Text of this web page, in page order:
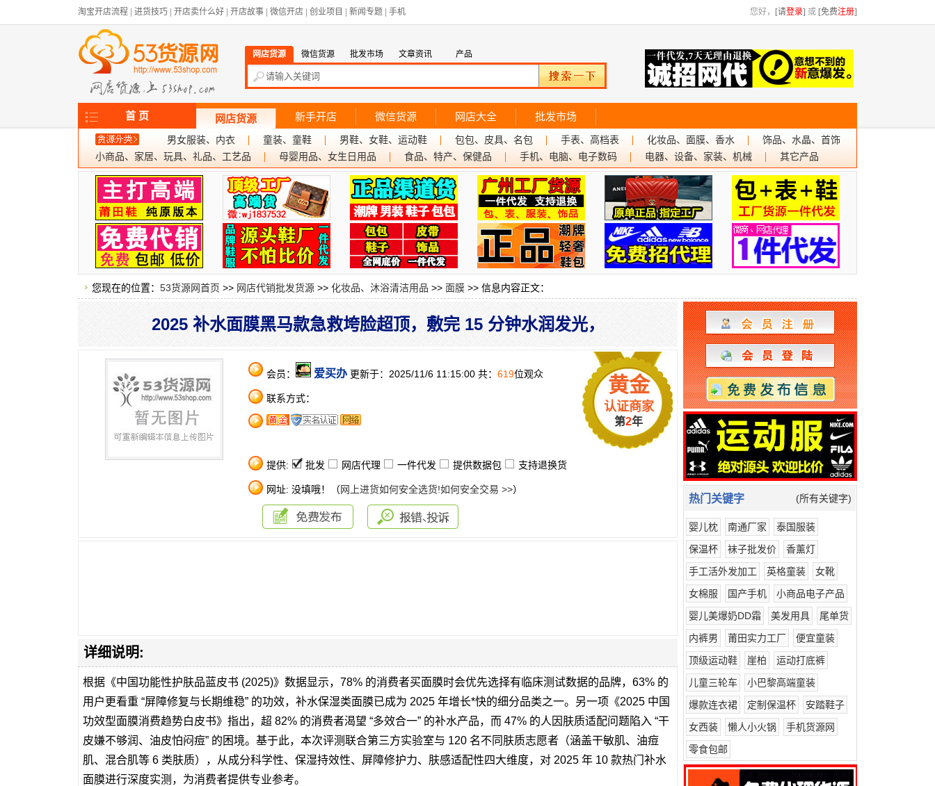
淘宝开店流程 进货技巧 开店卖什么好 开店故事 微信开店 创业项目 新闻专题 手机 您好， [请登录] 或 [免费注册]
网店货源 微信货源 批发市场 文章资讯 产品
首 页 网店货源 新手开店 微信货源 网店大全 批发市场
男女服装、内衣 童装、童鞋 男鞋、女鞋、运动鞋 包包、皮具、名包 手表、高档表 化妆品、面膜、香水
饰品、水晶、首饰
小商品、家居、玩具、礼品、工艺品
母婴用品、女生日用品 食品、特产、保健品 手机、电脑、电子数码 电器、设备、家装、机械 其它产品
您现在的位置： 53货源网首页 >> 网店代销批发货源 >> 化妆品、沐浴清洁用品 >> 面膜 >> 信息内容正文：
2025 补水面膜黑马款急救垮脸超顶，敷完 15 分钟水润发光，
黄金
认证商家
第2年
会员： 爱买办 更新于：2025/11/6 11:15:00 共： 619位观众
联系方式：
提供: 批发 网店代理 一件代发 提供数据包 支持退换货
网址: 没填哦！（网上进货如何安全选货!如何安全交易 >>）
详细说明:
根据《中国功能性护肤品蓝皮书 (2025)》数据显示，78% 的消费者买面膜时会优先选择有临床测试数据的品牌，63% 的
用户更看重 “屏障修复与长期维稳” 的功效，补水保湿类面膜已成为 2025 年增长*快的细分品类之一。另一项《2025 中国
功效型面膜消费趋势白皮书》指出，超 82% 的消费者渴望 “多效合一” 的补水产品，而 47% 的人因肤质适配问题陷入 “干
皮嫌不够润、油皮怕闷痘” 的困境。基于此，本次评测联合第三方实验室与 120 名不同肤质志愿者（涵盖干敏肌、油痘
肌、混合肌等 6 类肤质），从成分科学性、保湿持效性、屏障修护力、肤感适配性四大维度，对 2025 年 10 款热门补水
面膜进行深度实测，为消费者提供专业参考。
热门关键字 (所有关键字)
婴儿枕 南通厂家
泰国服装
保温杯
袜子批发价
香薰灯
手工活外发加工
英格童装
女靴
女棉服
国产手机
小商品电子产品
婴儿美爆奶DD霜
美发用具
尾单货
内裤男
莆田实力工厂
便宜童装
顶级运动鞋
崖柏
运动打底裤
儿童三轮车
小巴黎高端童装
爆款连衣裙
定制保温杯
安踏鞋子
女西装
懒人小火锅
手机货源网
零食包邮